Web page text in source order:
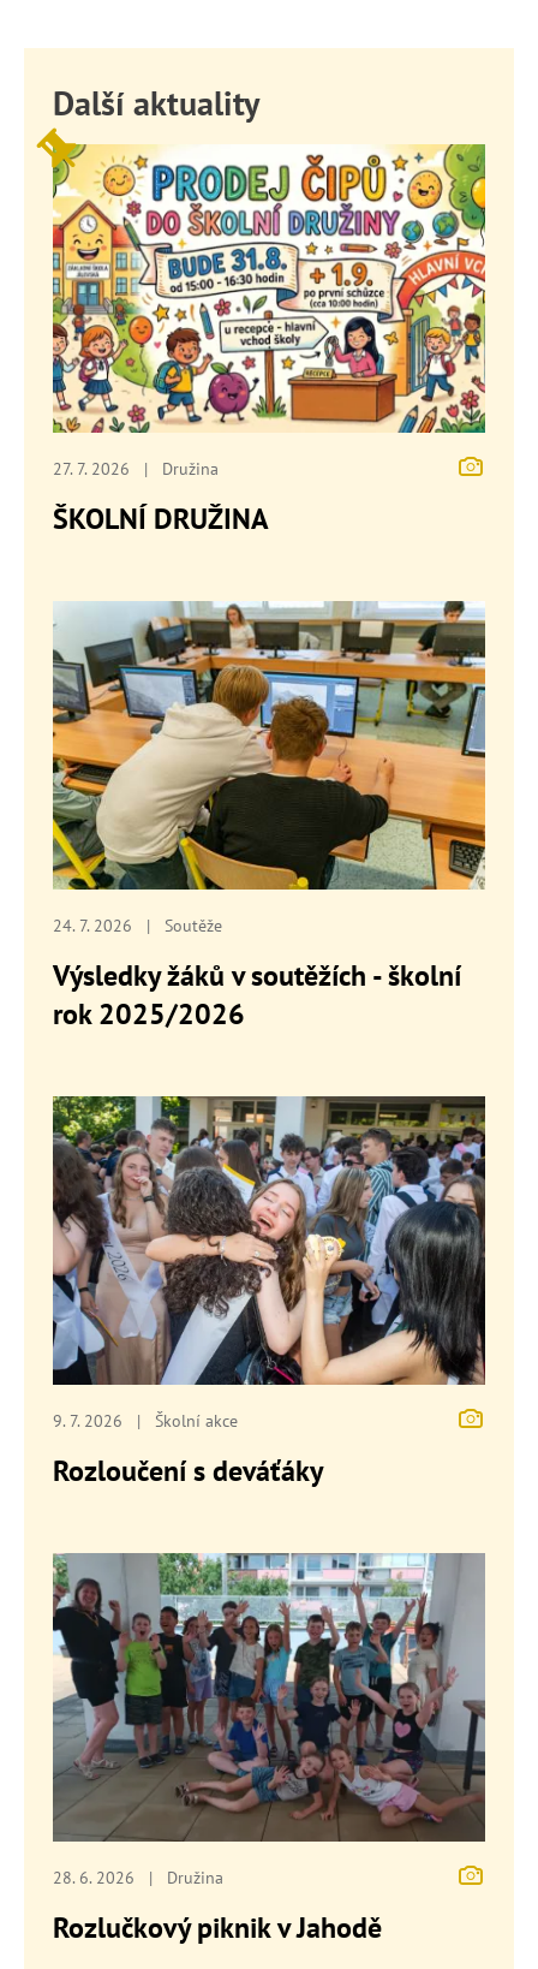
Další aktuality
27. 7. 2026 | Družina
ŠKOLNÍ DRUŽINA
24. 7. 2026 | Soutěže
Výsledky žáků v soutěžích - školní
rok 2025/2026
9. 7. 2026 | Školní akce
Rozloučení s deváťáky
28. 6. 2026 | Družina
Rozlučkový piknik v Jahodě